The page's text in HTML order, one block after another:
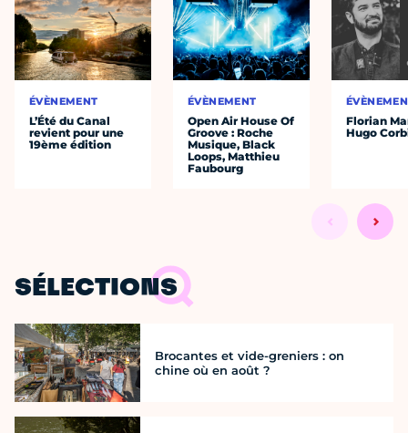
ÉVÈNEMENT
L’Été du Canal
revient pour une
19ème édition
ÉVÈNEMENT
Open Air House Of
Groove : Roche
Musique, Black
Loops, Matthieu
Faubourg
Florian
Hugo
SÉLECTIONS
Brocantes et vide-greniers : on
chine où en août ?